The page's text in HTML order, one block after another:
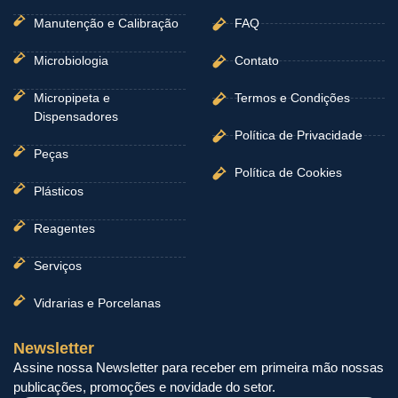
Manutenção e Calibração
Microbiologia
Micropipeta e
Dispensadores
Peças
Plásticos
Reagentes
Serviços
Vidrarias e Porcelanas
FAQ
Contato
Termos e Condições
Política de Privacidade
Política de Cookies
Newsletter
Assine nossa Newsletter para receber em primeira mão nossas
publicações, promoções e novidade do setor.